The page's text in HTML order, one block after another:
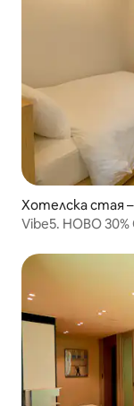
Хотелска стая –
Vibe5. НОВО 30%
настаняване за